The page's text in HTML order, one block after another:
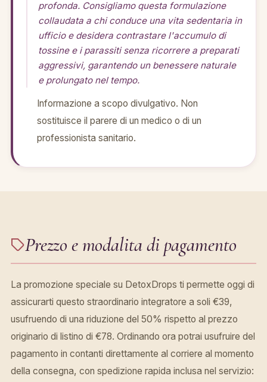
profonda. Consigliamo questa formulazione
collaudata a chi conduce una vita sedentaria in
ufficio e desidera contrastare l'accumulo di
tossine e i parassiti senza ricorrere a preparati
aggressivi, garantendo un benessere naturale
e prolungato nel tempo.
Informazione a scopo divulgativo. Non
sostituisce il parere di un medico o di un
professionista sanitario.
Prezzo e modalita di pagamento
La promozione speciale su DetoxDrops ti permette oggi di
assicurarti questo straordinario integratore a soli €39,
usufruendo di una riduzione del 50% rispetto al prezzo
originario di listino di €78. Ordinando ora potrai usufruire del
pagamento in contanti direttamente al corriere al momento
della consegna, con spedizione rapida inclusa nel servizio: